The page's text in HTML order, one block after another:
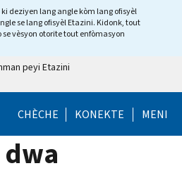
deziyen lang angle kòm lang ofisyèl
se lang ofisyèl Etazini. Kidonk, tout
vèsyon otorite tout enfòmasyon
peyi Etazini
CHÈCHE KONEKTE MENI